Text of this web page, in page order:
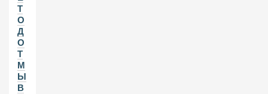
Т
О
Д
О
Т
М
Ы
В